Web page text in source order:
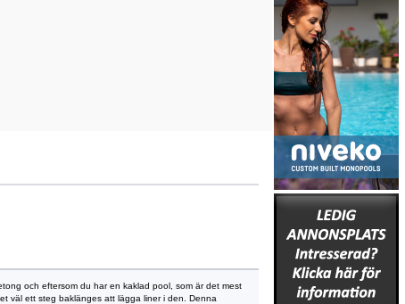
och eftersom du har en kaklad pool, som är det mest
väl ett steg baklänges att lägga liner i den. Denna